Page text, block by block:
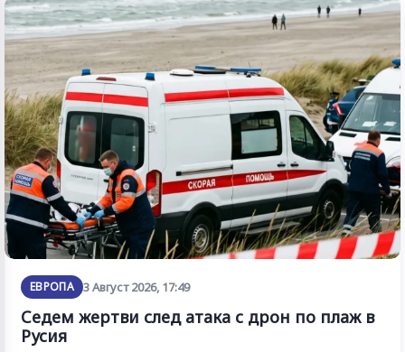
ЕВРОПА 3 Август 2026, 17:49
Седем жертви след атака с дрон по плаж в
Русия